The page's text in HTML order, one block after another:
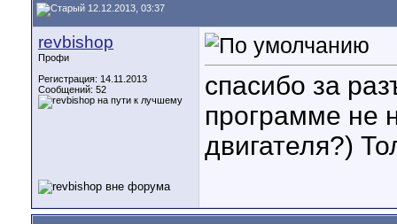
12.12.2013, 03:37
revbishop
Профи
Регистрация: 14.11.2013
Сообщений: 52
спасибо за
программе не
двигателя?)